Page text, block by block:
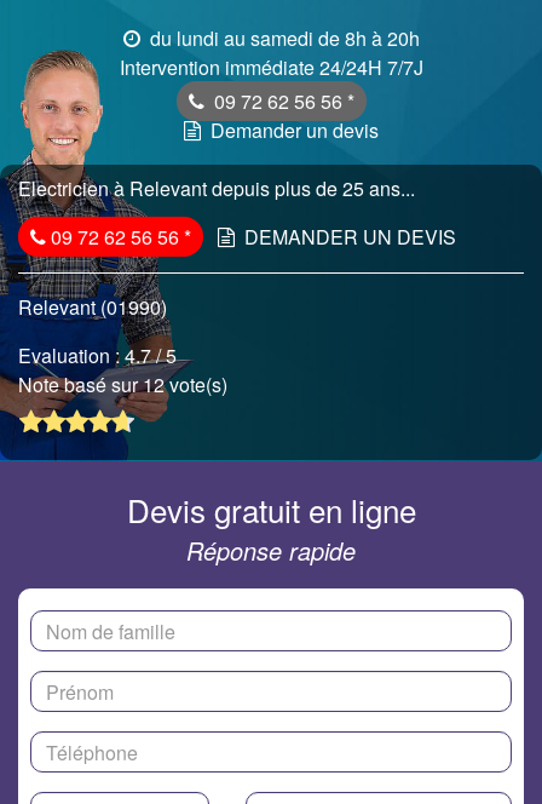
du lundi au samedi de 8h à 20h
Intervention immédiate 24/24H 7/7J
09 72 62 56 56 *
Demander un devis
Electricien à Relevant depuis plus de 25 ans...
09 72 62 56 56* DEMANDER UN DEVIS
Relevant (01990)
Evaluation :4.7/ 5
Note basé sur 12 vote(s)
Devis gratuit en ligne
Réponse rapide